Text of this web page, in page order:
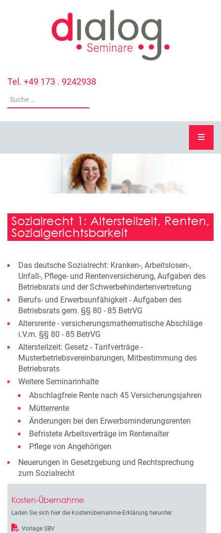
Tel. +49 173 . 9242938
Sozialrecht 1: Altersteilzeit, Renten,
Sozialgerichtsbarkeit
Das deutsche Sozialrecht: Kranken-, Arbeitslosen-,
Unfall-, Pflege- und Rentenversicherung, Aufgaben des
Betriebsrats und der Schwerbehindertenvertretung
Berufs- und Erwerbsunfähigkeit - Aufgaben des
Betriebsrats gem. §§ 80 - 85 BetrVG
Altersrente - versicherungsmathematische Abschläge
i.V.m. §§ 80 - 85 BetrVG
Altersteilzeit: Gesetz - Tarifverträge -
Musterbetriebsvereinbarungen, Mitbestimmung des
Betriebsrats
Weitere Seminarinhalte
Abschlagfreie Rente nach 45 Versicherungsjahren
Mütterrente
Änderungen bei den Erwerbsminderungsrenten
Befristete Arbeitsverträge im Rentenalter
Pflege von Angehörigen
Neuerungen in Gesetzgebung und Rechtsprechung
zum Sozialrecht
Kosten-Übernahme
Laden Sie sich hier die Kostenübernahme-Erklärung herunter:
Vorlage SBV